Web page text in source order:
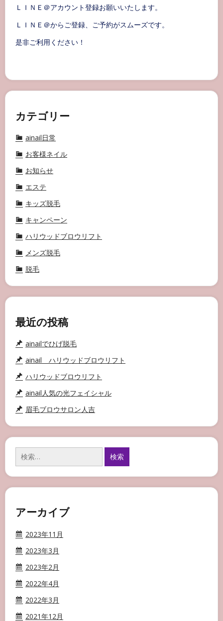
ＬＩＮＥ＠アカウント登録お願いいたします。
ＬＩＮＥ＠からご登録、ご予約がスムーズです。
是非ご利用ください！
カテゴリー
ainail日常
お客様ネイル
お知らせ
エステ
キッズ脱毛
キャンペーン
ハリウッドブロウリフト
メンズ脱毛
脱毛
最近の投稿
ainailでひげ脱毛
ainail ハリウッドブロウリフト
ハリウッドブロウリフト
ainail人気の光フェイシャル
眉毛ブロウサロン人吉
検
索:
アーカイブ
2023年11月
2023年3月
2023年2月
2022年4月
2022年3月
2021年12月